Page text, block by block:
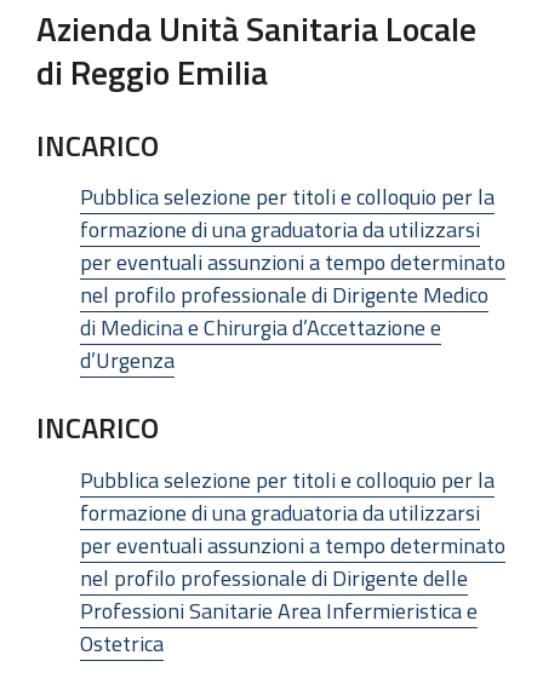
Azienda Unità Sanitaria Locale
di Reggio Emilia
INCARICO
Pubblica selezione per titoli e colloquio per la
formazione di una graduatoria da utilizzarsi
per eventuali assunzioni a tempo determinato
nel profilo professionale di Dirigente Medico
di Medicina e Chirurgia d’Accettazione e
d’Urgenza
INCARICO
Pubblica selezione per titoli e colloquio per la
formazione di una graduatoria da utilizzarsi
per eventuali assunzioni a tempo determinato
nel profilo professionale di Dirigente delle
Professioni Sanitarie Area Infermieristica e
Ostetrica